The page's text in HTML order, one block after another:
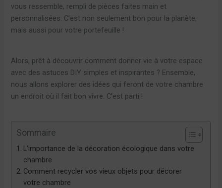
vous ressemble, rempli de pièces faites main et
personnalisées. C’est non seulement bon pour la planète,
mais aussi pour votre portefeuille !
Alors, prêt à découvrir comment donner vie à votre espace
avec des astuces DIY simples et inspirantes ? Ensemble,
nous allons explorer des idées qui feront de votre chambre
un endroit où il fait bon vivre. C’est parti !
Sommaire
L’importance de la décoration écologique dans votre
chambre
Comment recycler vos vieux objets pour décorer
votre chambre